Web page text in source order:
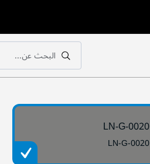
بحث
البحث عن...
بحث
LN-G-0020
LN-G-0020